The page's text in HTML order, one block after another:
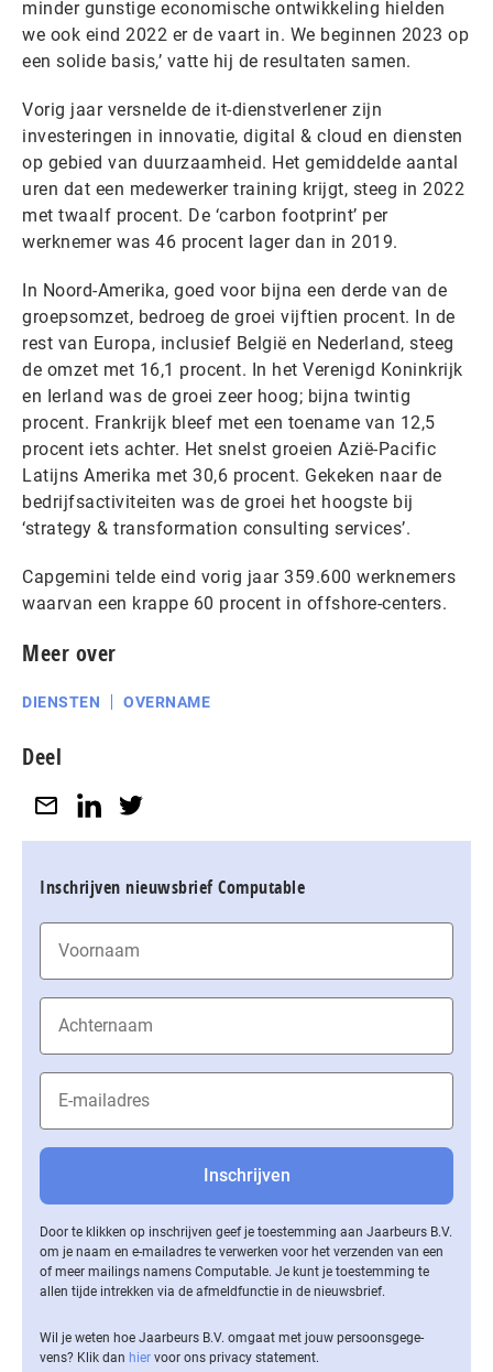
minder gunstige economische ontwikkeling hielden
we ook eind 2022 er de vaart in. We beginnen 2023 op
een solide basis,’ vatte hij de resultaten samen.
Vorig jaar versnelde de it-dienstverlener zijn
investeringen in innovatie, digital & cloud en diensten
op gebied van duurzaamheid. Het gemiddelde aantal
uren dat een medewerker training krijgt, steeg in 2022
met twaalf procent. De ‘carbon footprint’ per
werknemer was 46 procent lager dan in 2019.
In Noord-Amerika, goed voor bijna een derde van de
groepsomzet, bedroeg de groei vijftien procent. In de
rest van Europa, inclusief België en Nederland, steeg
de omzet met 16,1 procent. In het Verenigd Koninkrijk
en Ierland was de groei zeer hoog; bijna twintig
procent. Frankrijk bleef met een toename van 12,5
procent iets achter. Het snelst groeien Azië-Pacific
Latijns Amerika met 30,6 procent. Gekeken naar de
bedrijfsactiviteiten was de groei het hoogste bij
‘strategy & transformation consulting services’.
Capgemini telde eind vorig jaar 359.600 werknemers
waarvan een krappe 60 procent in offshore-centers.
Meer over
DIENSTEN OVERNAME
Deel
Inschrijven nieuwsbrief Computable
Door te klikken op inschrijven geef je toestemming aan Jaarbeurs B.V.
om je naam en e-mailadres te verwerken voor het verzenden van een
of meer mailings namens Computable. Je kunt je toestemming te
allen tijde intrekken via de af­meld­func­tie in de nieuwsbrief.
Wil je weten hoe Jaarbeurs B.V. omgaat met jouw per­soons­ge­ge­
vens? Klik dan hier voor ons privacy statement.